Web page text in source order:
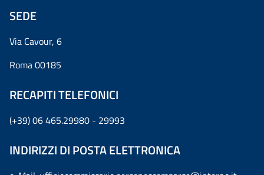
SEDE
Via Cavour, 6
Roma 00185
RECAPITI TELEFONICI
(+39) 06 465.29980 - 29993
INDIRIZZI DI POSTA ELETTRONICA